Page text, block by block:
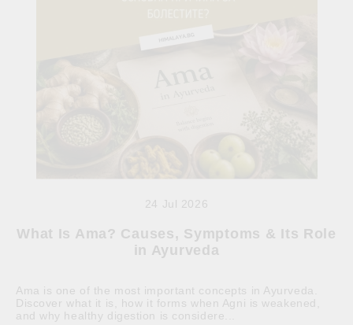
What Is Ama? Causes, Symptoms & Its Role
in Ayurveda
24 Jul 2026
Ama is one of the most important concepts in Ayurveda.
Discover what it is, how it forms when Agni is weakened,
and why healthy digestion is considere...